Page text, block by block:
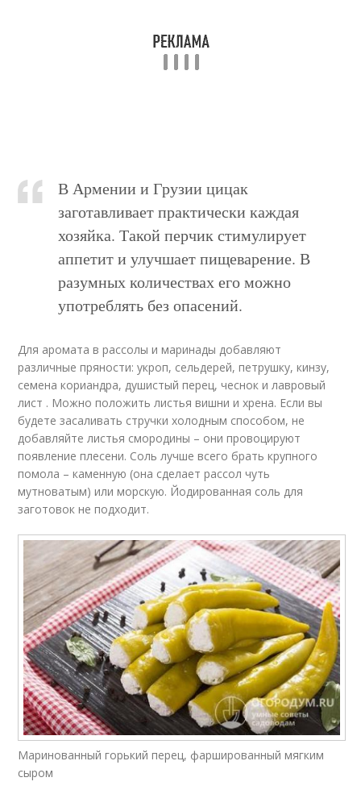
В Армении и Грузии цицак
заготавливает практически каждая
хозяйка. Такой перчик стимулирует
аппетит и улучшает пищеварение. В
разумных количествах его можно
употреблять без опасений.
Для аромата в рассолы и маринады добавляют
различные пряности: укроп, сельдерей, петрушку, кинзу,
семена кориандра, душистый перец, чеснок и лавровый
лист . Можно положить листья вишни и хрена. Если вы
будете засаливать стручки холодным способом, не
добавляйте листья смородины – они провоцируют
появление плесени. Соль лучше всего брать крупного
помола – каменную (она сделает рассол чуть
мутноватым) или морскую. Йодированная соль для
заготовок не подходит.
Маринованный горький перец, фаршированный мягким
сыром